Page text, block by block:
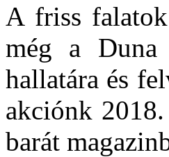
A friss
még a
hallatára és
akciónk
barát